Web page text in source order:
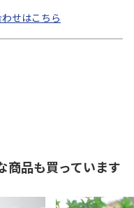
せはこちら
商品も買っています